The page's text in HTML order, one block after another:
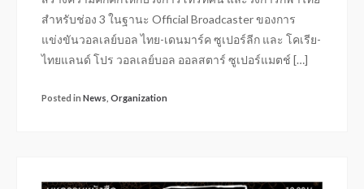
สำหรับช่อง 3 ในฐานะ Official Broadcaster ของการ
แข่งขันวอลเลย์บอล ไทย-เดนมาร์ค ซูเปอร์ลีก และ โคเรีย-
ไทยแลนด์ โปร วอลเลย์บอล ออลสตาร์ ซูเปอร์แมตช์ […]
Posted in News Organization